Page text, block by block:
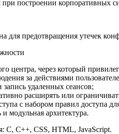
построении корпоративных
для предотвращения утечек
центра, через который
за действиями
запись удаленных сеансов;
расширять или
с набором правил доступа
модульная архитектура.
C, C++, CSS, HTML, JavaScript.